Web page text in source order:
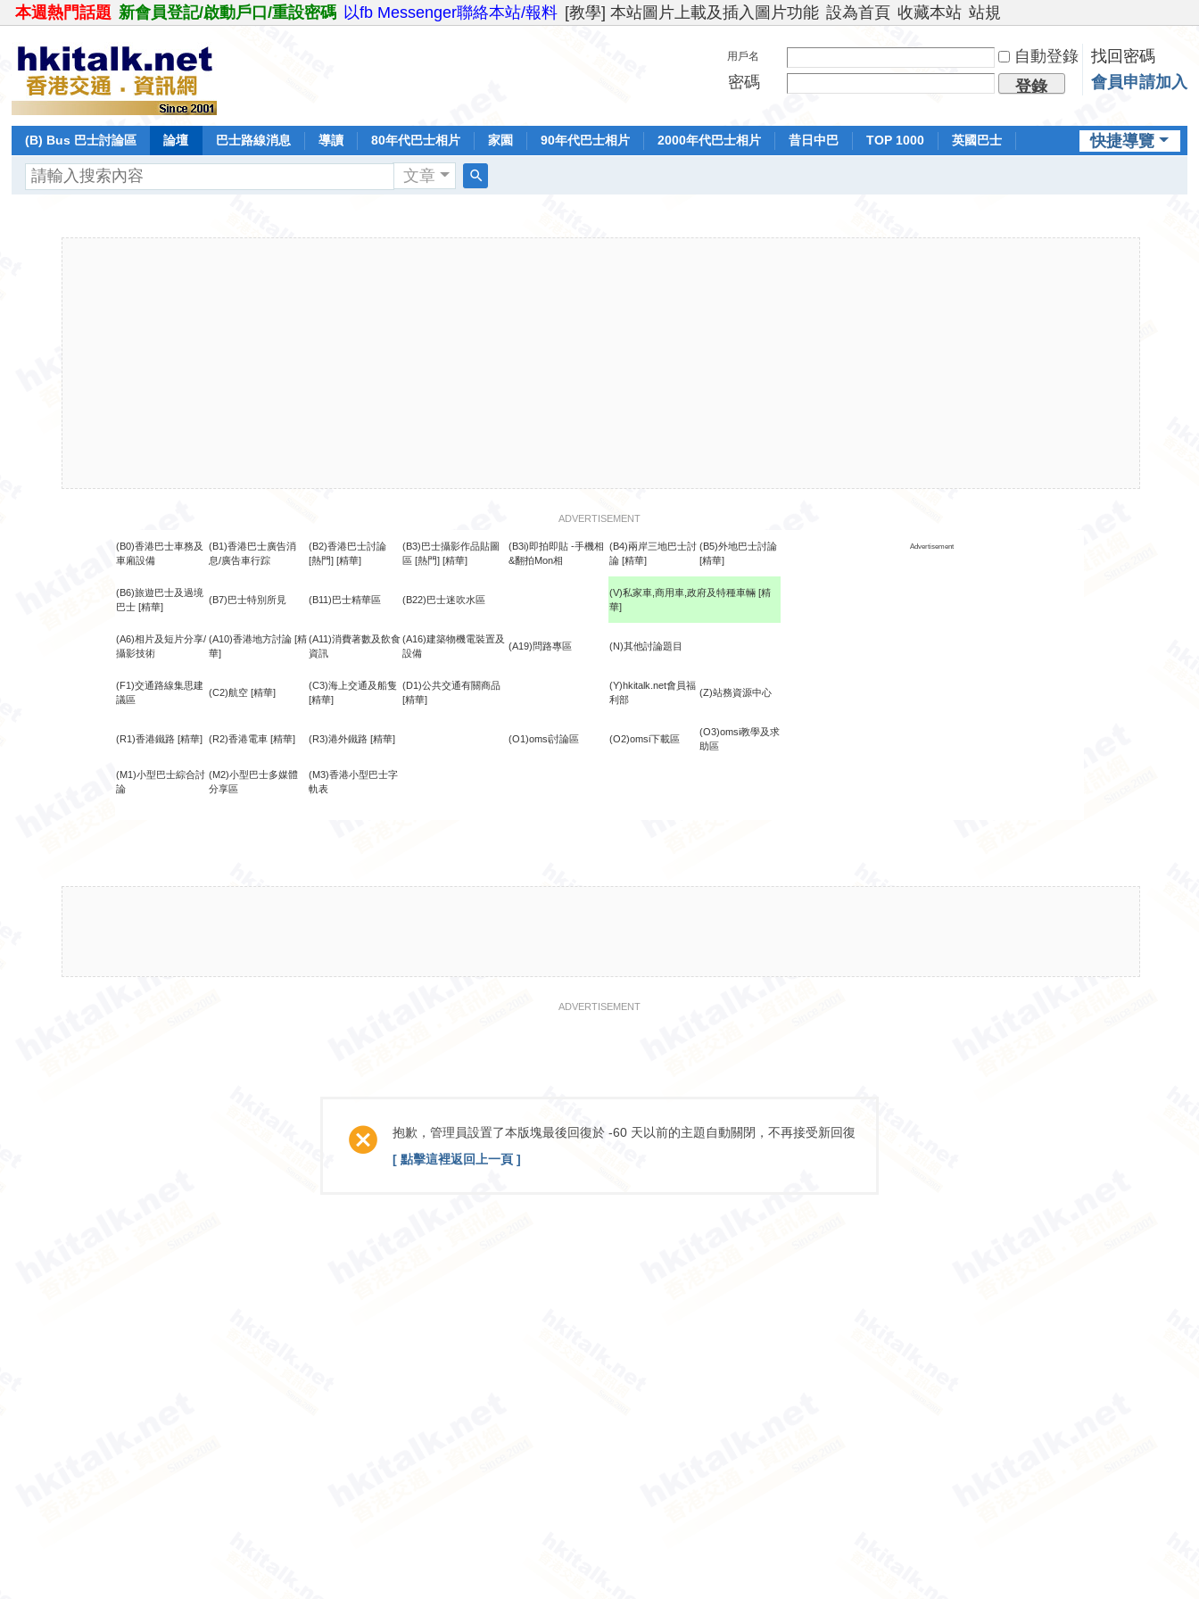
本週熱門話題 新會員登記/啟動戶口/重設密碼 以fb Messenger聯絡本站/報料 [教學] 本站圖片上載及插入圖片功能 設為首頁 收藏本站 站規
用戶名 自動登錄
找回密碼
密碼
登錄 會員申請加入
快捷導覽
(B) Bus 巴士討論區 論壇 巴士路線消息 導讀 80年代巴士相片 家園 90年代巴士相片 2000年代巴士相片 昔日中巴 TOP 1000
英國巴士
文章
ADVERTISEMENT
(B0)香港巴士車務及
車廂設備
(B1)香港巴士廣告消
息/廣告車行踪
(B2)香港巴士討論
[熱門] [精華]
(B3)巴士攝影作品貼圖
區 [熱門] [精華]
(B3i)即拍即貼 -手機相
&翻拍Mon相
(B4)兩岸三地巴士討
論 [精華]
(B5)外地巴士討論
[精華]
Advertisement
(B6)旅遊巴士及過境
巴士 [精華]
(B7)巴士特別所見 (B11)巴士精華區 (B22)巴士迷吹水區
(V)私家車,商用車,政府及特種車輛 [精
華]
(A6)相片及短片分享/
攝影技術
(A10)香港地方討論 [精
華]
(A11)消費著數及飲食
資訊
(A16)建築物機電裝置及
設備
(A19)問路專區 (N)其他討論題目
(F1)交通路線集思建
議區
(C2)航空 [精華]
(C3)海上交通及船隻
[精華]
(D1)公共交通有關商品
[精華]
(Y)hkitalk.net會員福
利部
(Z)站務資源中心
(R1)香港鐵路 [精華] (R2)香港電車 [精華] (R3)港外鐵路 [精華] (O1)omsi討論區 (O2)omsi下載區
(O3)omsi教學及求
助區
(M1)小型巴士綜合討
論
(M2)小型巴士多媒體
分享區
(M3)香港小型巴士字
軌表
ADVERTISEMENT
抱歉，管理員設置了本版塊最後回復於 -60 天以前的主題自動關閉，不再接受新回復
[ 點擊這裡返回上一頁 ]